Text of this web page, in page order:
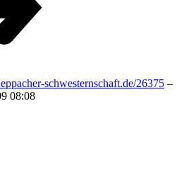
schwesternschaft.de/26375 –
08:08